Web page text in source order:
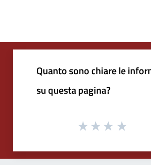
Quanto sono chiare le
su questa pagina?